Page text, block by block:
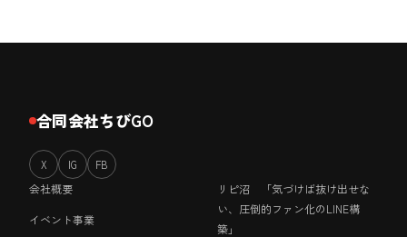
合同会社ちびGO
X IG FB
会社概要
イベント事業
リピ沼 「気づけば抜け出せな
い、圧倒的ファン化のLINE構
築」